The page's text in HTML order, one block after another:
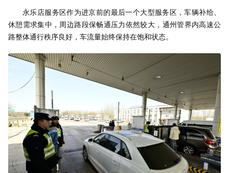
永乐店服务区作为进京前的最后一个大型服务区，车辆补给、
休憩需求集中，周边路段保畅通压力依然较大，通州管界内高速公
路整体通行秩序良好，车流量始终保持在饱和状态。